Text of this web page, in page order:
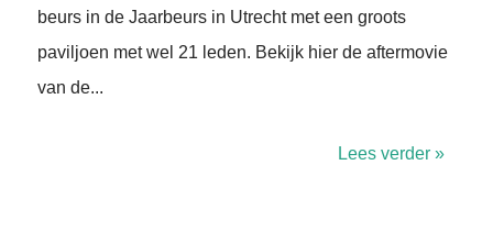
beurs in de Jaarbeurs in Utrecht met een groots
paviljoen met wel 21 leden. Bekijk hier de aftermovie
van de...
Lees verder »